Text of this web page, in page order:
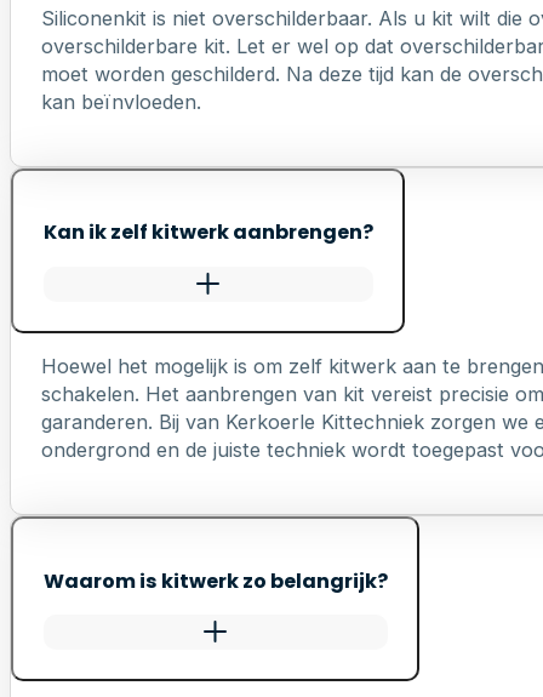
Siliconenkit is niet overschilderbaar. Als u kit wilt die
overschilderbare kit. Let er wel op dat
moet worden geschilderd. Na deze tijd kan de
kan beïnvloeden.
Kan ik zelf kitwerk aanbrengen?
Hoewel het mogelijk is om zelf kitwerk aan te
schakelen. Het aanbrengen van kit vereist precisie
garanderen. Bij van Kerkoerle Kittechniek zorgen
ondergrond en de juiste techniek wordt toegepast
Waarom is kitwerk zo belangrijk?